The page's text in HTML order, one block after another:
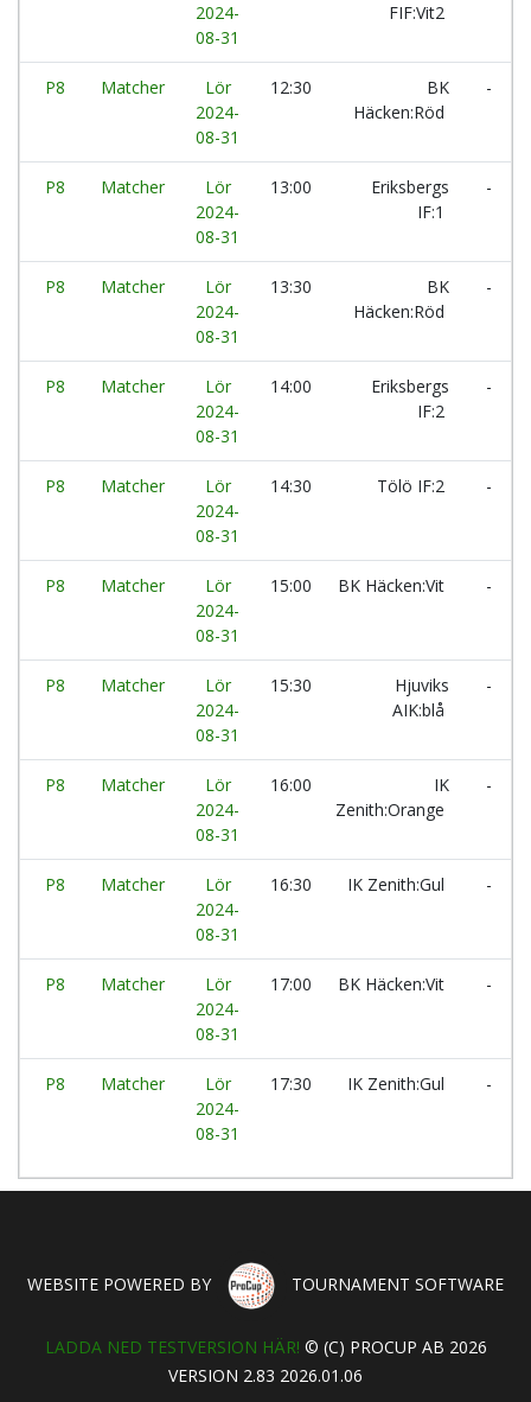
2024-
08-31
FIF:Vit2
P8 Matcher
Lör
2024-
08-31
12:30
BK
Häcken:Röd
-
P8 Matcher
Lör
2024-
08-31
13:00
Eriksbergs
IF:1
-
P8 Matcher
Lör
2024-
08-31
13:30
BK
Häcken:Röd
-
P8 Matcher
Lör
2024-
08-31
14:00
Eriksbergs
IF:2
-
P8 Matcher
Lör
2024-
08-31
14:30 Tölö IF:2 -
P8 Matcher
Lör
2024-
08-31
15:00 BK Häcken:Vit -
P8 Matcher
Lör
2024-
08-31
15:30
Hjuviks
AIK:blå
-
P8 Matcher
Lör
2024-
08-31
16:00
IK
Zenith:Orange
-
P8 Matcher
Lör
2024-
08-31
16:30 IK Zenith:Gul -
P8 Matcher
Lör
2024-
08-31
17:00 BK Häcken:Vit -
P8 Matcher
Lör
2024-
08-31
17:30 IK Zenith:Gul -
WEBSITE POWERED BY TOURNAMENT SOFTWARE
LADDA NED TESTVERSION HÄR! © (C) PROCUP AB 2026
VERSION 2.83 2026.01.06